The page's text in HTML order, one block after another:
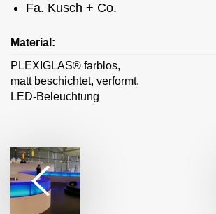
Fa. Kusch + Co.
Material:
PLEXIGLAS® farblos,
matt beschichtet, verformt,
LED-Beleuchtung